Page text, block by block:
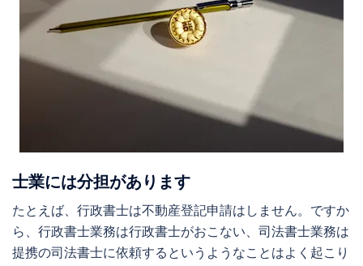
士業には分担があります
たとえば、行政書士は不動産登記申請はしません。ですか
ら、行政書士業務は行政書士がおこない、司法書士業務は
提携の司法書士に依頼するというようなことはよく起こり